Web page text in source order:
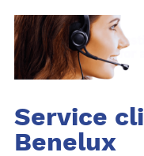
Service
Benelux